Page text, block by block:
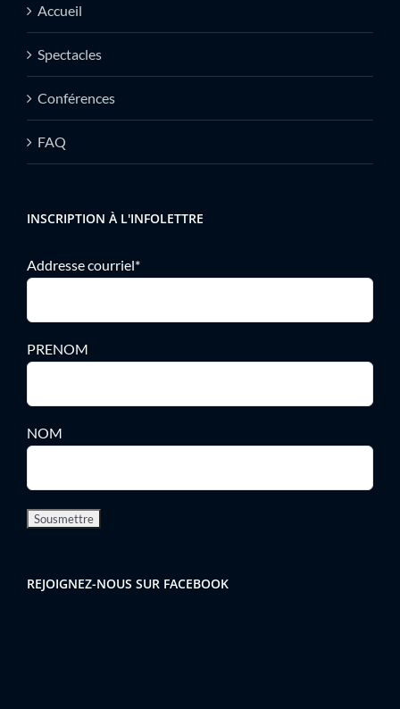
Accueil
Spectacles
Conférences
FAQ
INSCRIPTION À L'INFOLETTRE
Addresse courriel*
PRENOM
NOM
REJOIGNEZ-NOUS SUR FACEBOOK